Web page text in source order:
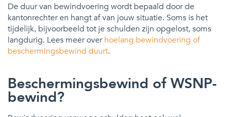
De duur van bewindvoering wordt bepaald door de
kantonrechter en hangt af van jouw situatie. Soms is het
tijdelijk, bijvoorbeeld tot je schulden zijn opgelost, soms
langdurig. Lees meer overhoelang bewindvoering of
beschermingsbewind duurt.
Beschermingsbewind of WSNP-
bewind?